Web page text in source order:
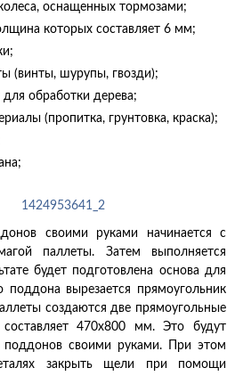
оснащенных тормозами;
которых составляет 6 мм;
(винты, шурупы, гвозди);
обработки дерева;
(пропитка, грунтовка, краска);
своими руками начинается с
паллеты. Затем выполняется
будет подготовлена основа для
поддона вырезается прямоугольник
создаются две прямоугольные
470х800 мм. Это будут
поддонов своими руками. При этом
закрыть щели при помощи